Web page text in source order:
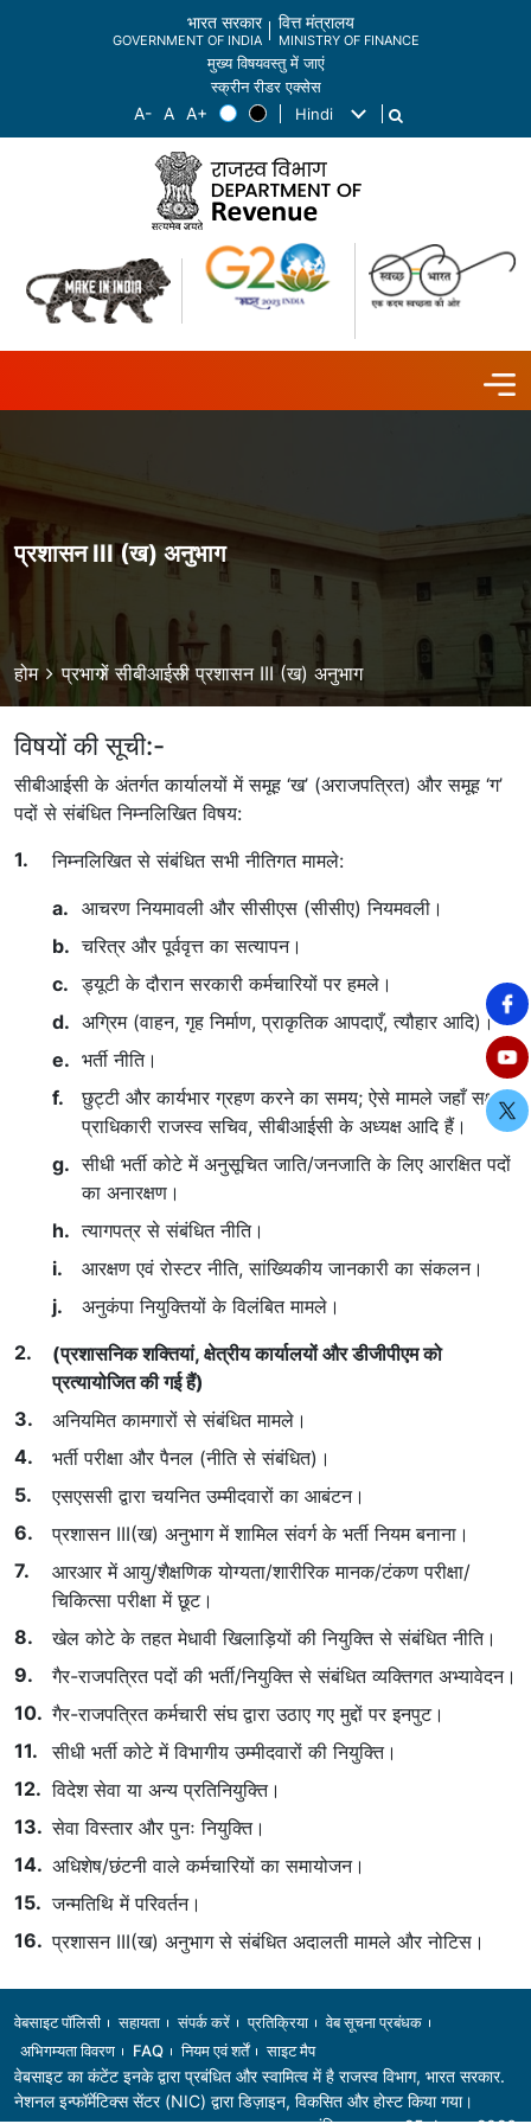
भारत सरकार
GOVERNMENT OF INDIA
वित्त मंत्रालय
MINISTRY OF FINANCE
मुख्य विषयवस्तु में जाएं
स्क्रीन रीडर एक्सेस
Hindi
List additional actions
प्रशासन III (ख) अनुभाग
Breadcrumb
होम प्रभागों सीबीआईसी प्रशासन III (ख) अनुभाग
विषयों की सूची:-
सीबीआईसी के अंतर्गत कार्यालयों में समूह ‘ख’ (अराजपत्रित) और समूह ‘ग’
पदों से संबंधित निम्नलिखित विषय:
निम्नलिखित से संबंधित सभी नीतिगत मामले:
आचरण नियमावली और सीसीएस (सीसीए) नियमवली।
चरित्र और पूर्ववृत्त का सत्यापन।
ड्यूटी के दौरान सरकारी कर्मचारियों पर हमले।
अग्रिम (वाहन, गृह निर्माण, प्राकृतिक आपदाएँ, त्यौहार आदि)।
भर्ती नीति।
छुट्टी और कार्यभार ग्रहण करने का समय; ऐसे मामले जहाँ सक्षम
प्राधिकारी राजस्व सचिव, सीबीआईसी के अध्यक्ष आदि हैं।
सीधी भर्ती कोटे में अनुसूचित जाति/जनजाति के लिए आरक्षित पदों
का अनारक्षण।
त्यागपत्र से संबंधित नीति।
आरक्षण एवं रोस्टर नीति, सांख्यिकीय जानकारी का संकलन।
अनुकंपा नियुक्तियों के विलंबित मामले।
(प्रशासनिक शक्तियां, क्षेत्रीय कार्यालयों और डीजीपीएम को
प्रत्यायोजित की गई हैं)
अनियमित कामगारों से संबंधित मामले।
भर्ती परीक्षा और पैनल (नीति से संबंधित)।
एसएससी द्वारा चयनित उम्मीदवारों का आबंटन।
प्रशासन III(ख) अनुभाग में शामिल संवर्ग के भर्ती नियम बनाना।
आरआर में आयु/शैक्षणिक योग्यता/शारीरिक मानक/टंकण परीक्षा/
चिकित्सा परीक्षा में छूट।
खेल कोटे के तहत मेधावी खिलाड़ियों की नियुक्ति से संबंधित नीति।
गैर-राजपत्रित पदों की भर्ती/नियुक्ति से संबंधित व्यक्तिगत अभ्यावेदन।
गैर-राजपत्रित कर्मचारी संघ द्वारा उठाए गए मुद्दों पर इनपुट।
सीधी भर्ती कोटे में विभागीय उम्मीदवारों की नियुक्ति।
विदेश सेवा या अन्य प्रतिनियुक्ति।
सेवा विस्तार और पुनः नियुक्ति।
अधिशेष/छंटनी वाले कर्मचारियों का समायोजन।
जन्मतिथि में परिवर्तन।
प्रशासन III(ख) अनुभाग से संबंधित अदालती मामले और नोटिस।
Footer
वेबसाइट पॉलिसी सहायता संपर्क करें प्रतिक्रिया
वेब सूचना प्रबंधक
अभिगम्यता विवरण
FAQ नियम एवं शर्तें साइट मैप
वेबसाइट का कंटेंट इनके द्वारा प्रबंधित और स्वामित्व में है राजस्व विभाग, भारत सरकार.
नेशनल इन्फॉर्मेटिक्स सेंटर (NIC) द्वारा डिज़ाइन, विकसित और होस्ट किया गया।